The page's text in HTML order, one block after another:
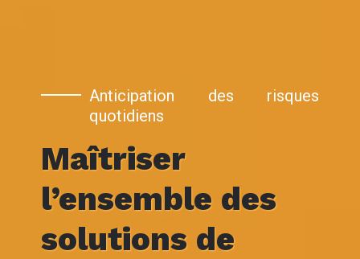
Anticipation des risques
quotidiens
Maîtriser
l’ensemble des
solutions de